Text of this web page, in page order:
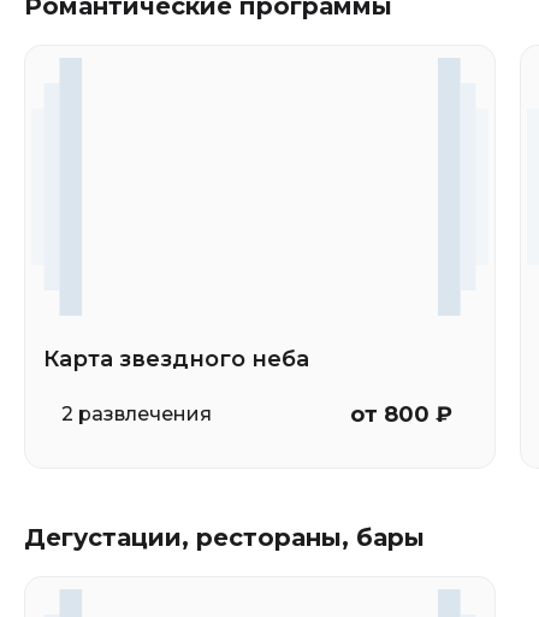
Романтические программы
Карта звездного неба
2 развлечения от 800 ₽
Дегустации, рестораны, бары